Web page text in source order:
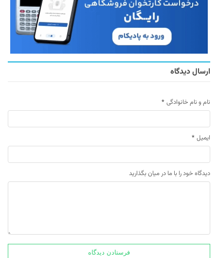
ارسال دیدگاه
نام و نام خانوادگی *
ایمیل *
دیدگاه خود را با ما در میان بگذارید